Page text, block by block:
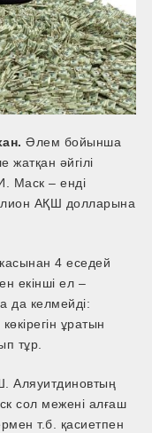
Әлем бойынша
жатқан әйгілі
Маск – енді
АҚШ долларына
4 еседей
екінші ел –
да келмейді:
ұратын
тұр.
Аляуитдиновтың
сол межені алғаш
т.б. қасиетпен